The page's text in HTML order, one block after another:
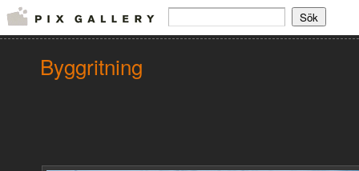
Byggritning